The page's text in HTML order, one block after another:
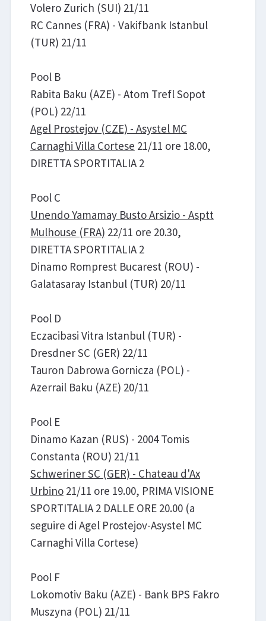
Volero Zurich (SUI) 21/11
RC Cannes (FRA) - Vakifbank Istanbul
(TUR) 21/11
Pool B
Rabita Baku (AZE) - Atom Trefl Sopot
(POL) 22/11
Agel Prostejov (CZE) - Asystel MC
Carnaghi Villa Cortese 21/11 ore 18.00,
DIRETTA SPORTITALIA 2
Pool C
Unendo Yamamay Busto Arsizio - Asptt
Mulhouse (FRA) 22/11 ore 20.30,
DIRETTA SPORTITALIA 2
Dinamo Romprest Bucarest (ROU) -
Galatasaray Istanbul (TUR) 20/11
Pool D
Eczacibasi Vitra Istanbul (TUR) -
Dresdner SC (GER) 22/11
Tauron Dabrowa Gornicza (POL) -
Azerrail Baku (AZE) 20/11
Pool E
Dinamo Kazan (RUS) - 2004 Tomis
Constanta (ROU) 21/11
Schweriner SC (GER) - Chateau d'Ax
Urbino21/11 ore 19.00, PRIMA VISIONE
SPORTITALIA 2 DALLE ORE 20.00 (a
seguire di Agel Prostejov-Asystel MC
Carnaghi Villa Cortese)
Pool F
Lokomotiv Baku (AZE) - Bank BPS Fakro
Muszyna (POL) 21/11